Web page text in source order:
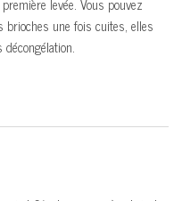
levée. Vous pouvez
une fois cuites, elles